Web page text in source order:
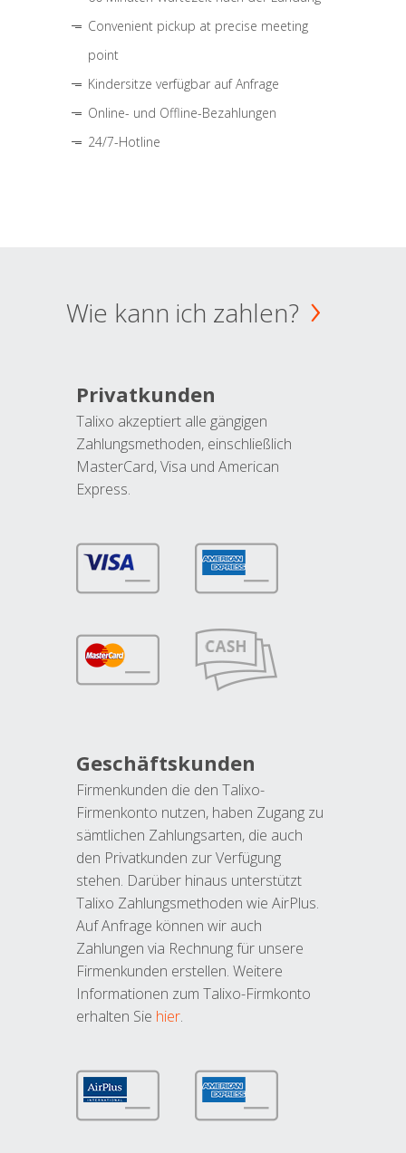
Convenient pickup at precise meeting
point
Kindersitze verfügbar auf Anfrage
Online- und Offline-Bezahlungen
24/7-Hotline
Wie kann ich zahlen?
Privatkunden
Talixo akzeptiert alle gängigen
Zahlungsmethoden, einschließlich
MasterCard, Visa und American
Express.
Geschäftskunden
Firmenkunden die den Talixo-
Firmenkonto nutzen, haben Zugang zu
sämtlichen Zahlungsarten, die auch
den Privatkunden zur Verfügung
stehen. Darüber hinaus unterstützt
Talixo Zahlungsmethoden wie AirPlus.
Auf Anfrage können wir auch
Zahlungen via Rechnung für unsere
Firmenkunden erstellen. Weitere
Informationen zum Talixo-Firmkonto
erhalten Sie hier.